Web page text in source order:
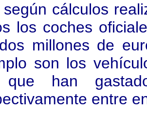
cálculos
los coches
millones de
son los
han
entre